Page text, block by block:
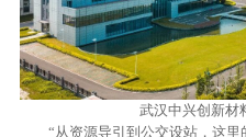
武汉中兴创新材
“从资源导引到公交设站，这